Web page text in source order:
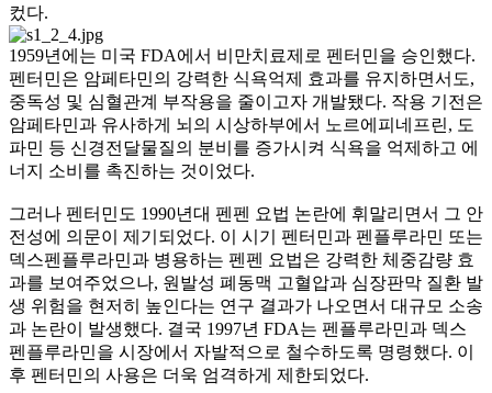
컸다.
1959년에는 미국 FDA에서 비만치료제로 펜터민을 승인했다.
펜터민은 암페타민의 강력한 식욕억제 효과를 유지하면서도,
중독성 및 심혈관계 부작용을 줄이고자 개발됐다. 작용 기전은
암페타민과 유사하게 뇌의 시상하부에서 노르에피네프린, 도
파민 등 신경전달물질의 분비를 증가시켜 식욕을 억제하고 에
너지 소비를 촉진하는 것이었다.
그러나 펜터민도 1990년대 펜펜 요법 논란에 휘말리면서 그 안
전성에 의문이 제기되었다. 이 시기 펜터민과 펜플루라민 또는
덱스펜플루라민과 병용하는 펜펜 요법은 강력한 체중감량 효
과를 보여주었으나, 원발성 폐동맥 고혈압과 심장판막 질환 발
생 위험을 현저히 높인다는 연구 결과가 나오면서 대규모 소송
과 논란이 발생했다. 결국 1997년 FDA는 펜플루라민과 덱스
펜플루라민을 시장에서 자발적으로 철수하도록 명령했다. 이
후 펜터민의 사용은 더욱 엄격하게 제한되었다.